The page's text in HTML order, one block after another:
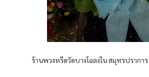
ร้านพวงหรีดวัดบางโฉลงใน สมุทรปรากา